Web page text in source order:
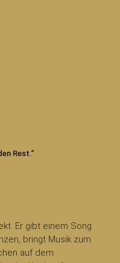
Rest.“
Er gibt einem Song
bringt Musik zum
auf dem